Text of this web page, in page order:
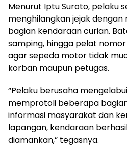
Menurut Iptu Suroto, pelaku
menghilangkan jejak
bagian kendaraan curian.
samping, hingga pelat
agar sepeda motor tidak
korban maupun petugas.
“Pelaku berusaha
memprotoli beberapa
informasi masyarakat dan
lapangan, kendaraan
diamankan,” tegasnya.